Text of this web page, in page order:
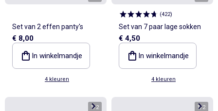
Set van 2 effen panty's
€ 8,00
In winkelmandje
4 kleuren
(422)
Set van 7 paar lage sokken
€ 4,50
In winkelmandje
4 kleuren
1/2 1/2